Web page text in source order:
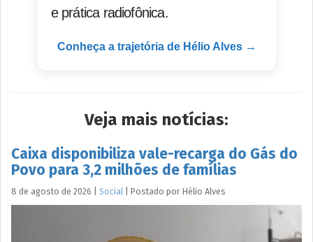
e prática radiofônica.
Conheça a trajetória de Hélio Alves →
Veja mais notícias:
Caixa disponibiliza vale-recarga do Gás do
Povo para 3,2 milhões de famílias
8 de agosto de 2026 Social Postado por Hélio Alves